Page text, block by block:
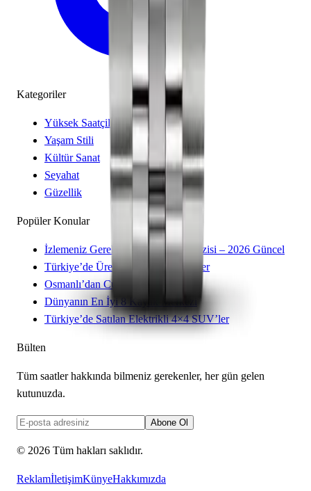
Kategoriler
Yüksek Saatçilik
Yaşam Stili
Kültür Sanat
Seyahat
Güzellik
Popüler Konular
İzlemeniz Gereken 15 Yeni Kore Dizisi – 2026 Güncel
Türkiye’de Üretilen Yerli Otomobiller
Osmanlı’dan Cumhuriyet’e Saatler
Dünyanın En İyi 8 Kayak Merkezi
Türkiye’de Satılan Elektrikli 4×4 SUV’ler
Bülten
Tüm saatler hakkında bilmeniz gerekenler, her gün gelen
kutunuzda.
Abone Ol
© 2026 Tüm hakları saklıdır.
ReklamİletişimKünyeHakkımızda